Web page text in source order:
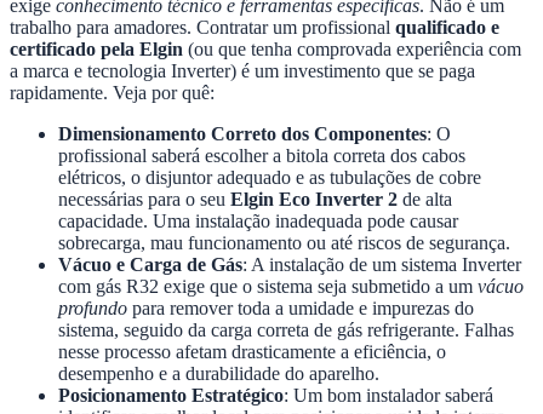
exige conhecimento técnico e ferramentas específicas. Não é um
trabalho para amadores. Contratar um profissional qualificado e
certificado pela Elgin (ou que tenha comprovada experiência com
a marca e tecnologia Inverter) é um investimento que se paga
rapidamente. Veja por quê:
Dimensionamento Correto dos Componentes: O
profissional saberá escolher a bitola correta dos cabos
elétricos, o disjuntor adequado e as tubulações de cobre
necessárias para o seu Elgin Eco Inverter 2 de alta
capacidade. Uma instalação inadequada pode causar
sobrecarga, mau funcionamento ou até riscos de segurança.
Vácuo e Carga de Gás: A instalação de um sistema Inverter
com gás R32 exige que o sistema seja submetido a um vácuo
profundo para remover toda a umidade e impurezas do
sistema, seguido da carga correta de gás refrigerante. Falhas
nesse processo afetam drasticamente a eficiência, o
desempenho e a durabilidade do aparelho.
Posicionamento Estratégico: Um bom instalador saberá